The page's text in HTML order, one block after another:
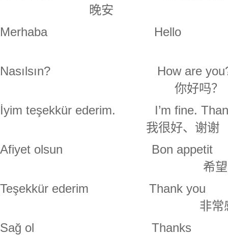
晚安
Merhaba Hello
Nasılsın? How are
你好吗？
İyim teşekkür ederim. I’m fine.
我很好、谢谢
Afiyet olsun Bon appetit
希
Teşekkür ederim Thank you
非常
Sağ ol Thanks